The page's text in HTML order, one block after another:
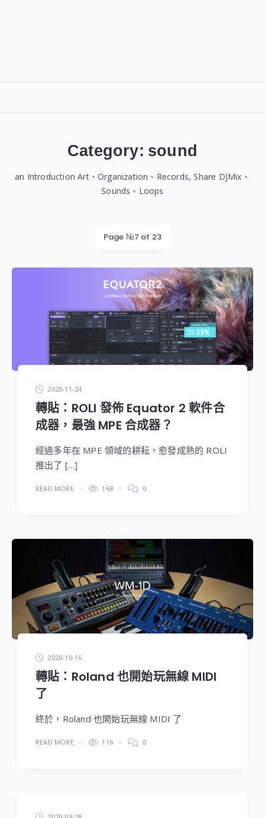
Category: sound
an Introduction Art、Organization、Records, Share DJMix、
Sounds、Loops
Page №7 of 23
2020-11-24
轉貼：ROLI 發佈 Equator 2 軟件合
成器，最強 MPE 合成器？
經過多年在 MPE 領域的耕耘，愈發成熟的 ROLI
推出了 […]
READ MORE 168 0
2020-10-16
轉貼：Roland 也開始玩無線 MIDI
了
終於，Roland 也開始玩無線 MIDI 了
READ MORE 116 0